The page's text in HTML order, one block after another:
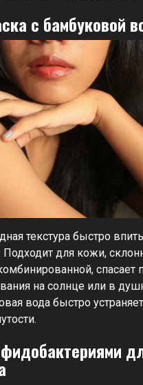
с бамбуковой
текстура быстро
Подходит для кожи,
спасает
на солнце или в
вода быстро устраняет